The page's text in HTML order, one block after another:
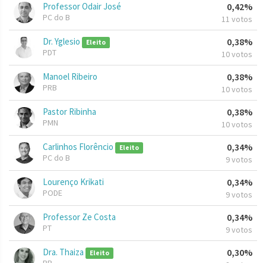
Professor Odair José
PC do B
0,42%
11 votos
Dr. Yglesio Eleito
PDT
0,38%
10 votos
Manoel Ribeiro
PRB
0,38%
10 votos
Pastor Ribinha
PMN
0,38%
10 votos
Carlinhos Florêncio Eleito
PC do B
0,34%
9 votos
Lourenço Krikati
PODE
0,34%
9 votos
Professor Ze Costa
PT
0,34%
9 votos
Dra. Thaiza Eleito 0,30%